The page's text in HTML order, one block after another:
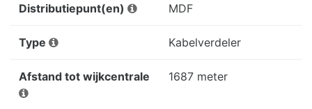
Distributiepunt(en)
MDF
Type Kabelverdeler
Afstand tot wijkcentrale 1687 meter